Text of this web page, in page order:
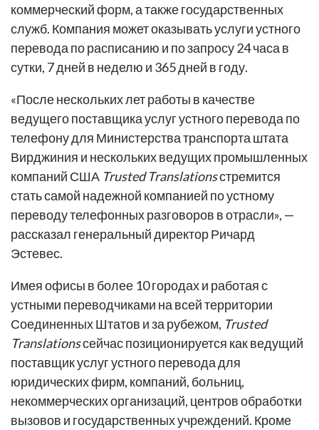
коммерческий форм, а также государственных
служб. Компания может оказывать услуги устного
перевода по расписанию и по запросу 24 часа в
сутки, 7 дней в неделю и 365 дней в году.
«После нескольких лет работы в качестве
ведущего поставщика услуг устного перевода по
телефону для Министерства транспорта штата
Вирджиния и нескольких ведущих промышленных
компаний США Trusted Translationsстремится
стать самой надежной компанией по устному
переводу телефонных разговоров в отрасли», —
рассказал генеральный директор Ричард
Эстевес.
Имея офисы в более 10 городах и работая с
устными переводчиками на всей территории
Соединенных Штатов и за рубежом, Trusted
Translationsсейчас позиционируется как ведущий
поставщик услуг устного перевода для
юридических фирм, компаний, больниц,
некоммерческих организаций, центров обработки
вызовов и государственных учреждений. Кроме